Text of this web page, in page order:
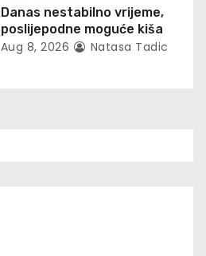
Danas nestabilno vrijeme,
poslijepodne moguće kiša
Aug 8, 2026 Natasa Tadic